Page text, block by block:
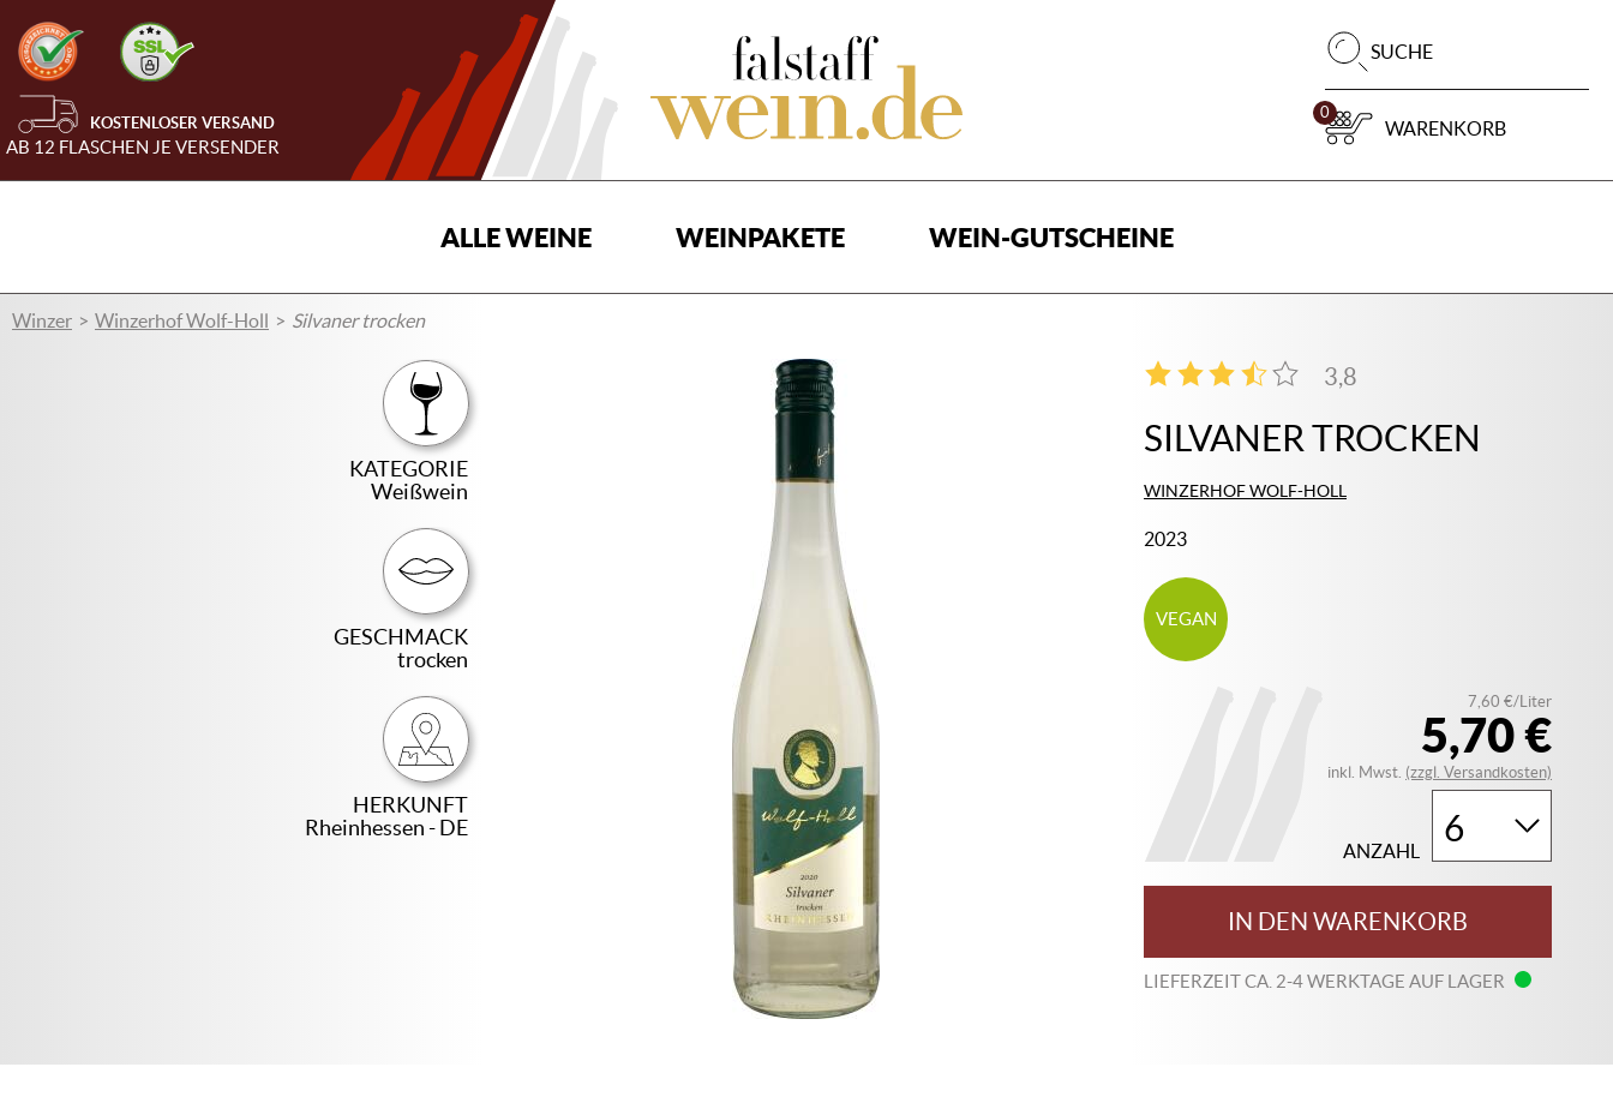
KOSTENLOSER VERSAND
AB 12 FLASCHEN JE VERSENDER
SUCHE
0
WARENKORB
ALLE WEINE WEINPAKETE WEIN-GUTSCHEINE
Winzer Winzerhof Wolf-Holl Silvaner trocken
KATEGORIE
Weißwein
GESCHMACK
trocken
HERKUNFT
Rheinhessen - DE
SILVANER TROCKEN
WINZERHOF WOLF-HOLL
2023
3,8
4
VEGAN
5,70 €
7,60 €/Liter
inkl. Mwst. (zzgl. Versandkosten)
ANZAHL
IN DEN WARENKORB
LIEFERZEIT CA. 2-4 WERKTAGE AUF LAGER